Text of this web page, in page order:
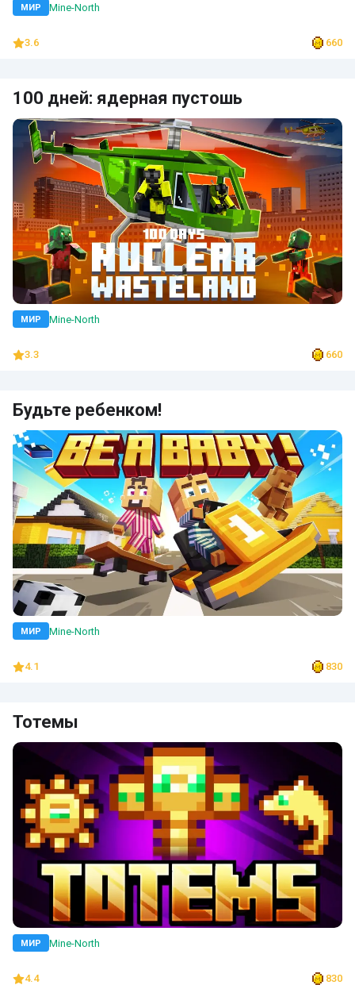
МИР Mine-North
3.6 660
100 дней: ядерная пустошь
МИР Mine-North
3.3 660
Будьте ребенком!
МИР Mine-North
4.1 830
Тотемы
МИР Mine-North
4.4 830